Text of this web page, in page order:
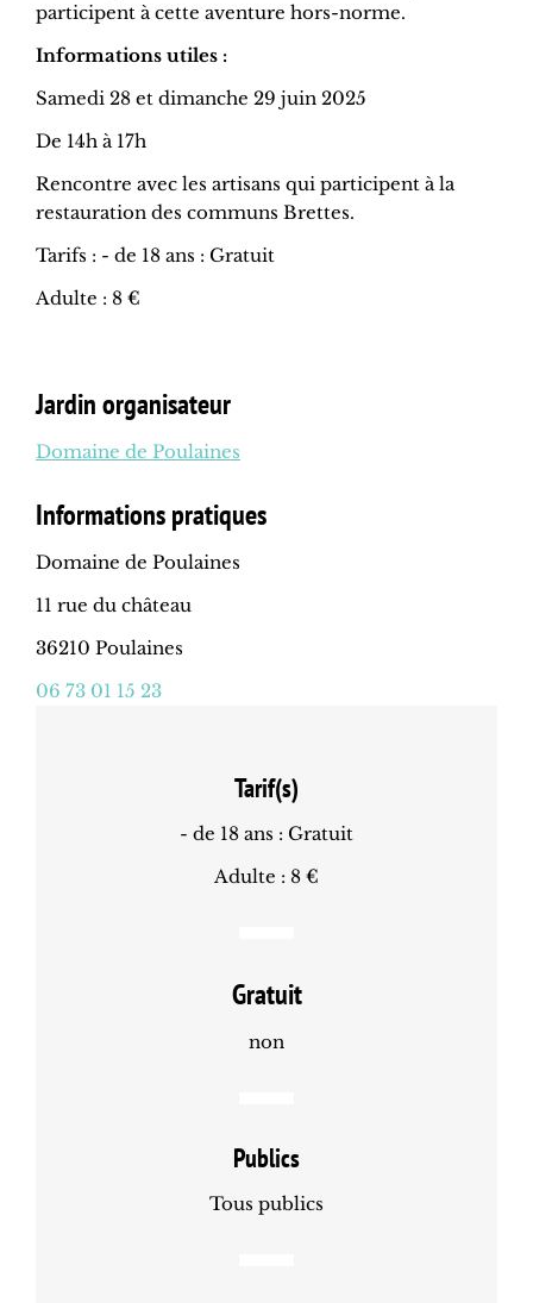
participent à cette aventure hors-norme.
Informations utiles :
Samedi 28 et dimanche 29 juin 2025
De 14h à 17h
Rencontre avec les artisans qui participent à la
restauration des communs Brettes.
Tarifs : - de 18 ans : Gratuit
Adulte : 8 €
Jardin organisateur
Domaine de Poulaines
Informations pratiques
Domaine de Poulaines
11 rue du château
36210 Poulaines
06 73 01 15 23
Tarif(s)
- de 18 ans : Gratuit
Adulte : 8 €
Gratuit
non
Publics
Tous publics